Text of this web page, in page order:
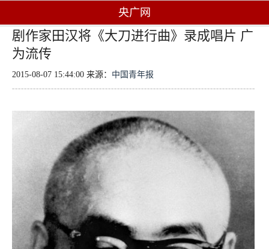
央广网
剧作家田汉将《大刀进行曲》录成唱片 广
为流传
2015-08-07 15:44:00 来源： 中国青年报